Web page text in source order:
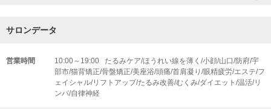
サロンデータ
営業時間
10:00～19:00 たるみケア/ほうれい線を薄く/小顔/山口/防府/宇
部市/猫背矯正/骨盤矯正/美座浴/頭痛/首肩凝り/眼精疲労/エステ/フ
ェイシャル/リフトアップ/たるみ改善/むくみ/ダイエット/温活/リ
ンパ/自律神経